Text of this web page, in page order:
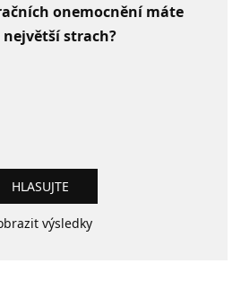
onemocnění máte
největší strach?
výsledky